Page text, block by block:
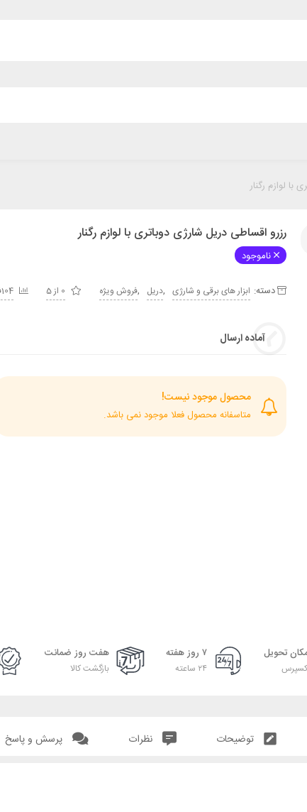
لوازم رگنار
رزرو اقساطی دریل شارژی دوباتری با لوازم رگنار
ناموجود
دسته: ابزار های برقی و شارژی ,دریل ,فروش ویژه 0 از 5 104فروش موفق
آماده ارسال
محصول موجود نیست!
متاسفانه محصول فعلا موجود نمی باشد.
تحویل ۷ روز هفته
۲۴ ساعته
هفت روز ضمانت
بازگشت کالا
توضیحات نظرات پرسش و پاسخ